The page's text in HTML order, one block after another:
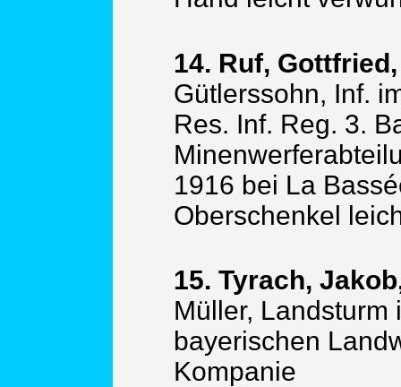
14. Ruf, Gottfried,
Gütlerssohn, Inf.
Res. Inf. Reg. 3.
1916 bei La
Oberschenkel
15. Tyrach,
Müller, Landsturm
bayerischen
Kompanie